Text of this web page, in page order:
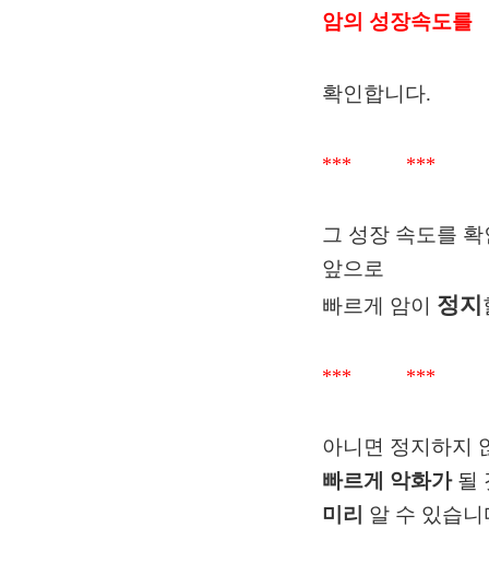
암의 성장속도를
확인합니다.
*** ***
그 성장 속도를
앞으로
빠르게 암이 정지
*** ***
아니면 정지하지
빠르게 악화가 될
미리 알 수 있습니